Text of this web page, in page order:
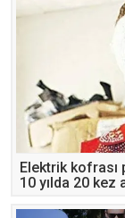
Elektrik kofrası
10 yılda 20 kez